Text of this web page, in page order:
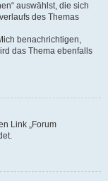
auswählst, die sich
des Themas
benachrichtigen,
das Thema ebenfalls
Link „Forum